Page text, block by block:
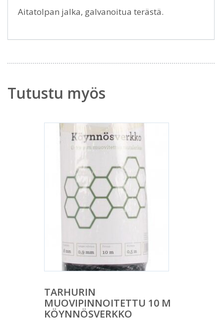
Aitatolpan jalka, galvanoitua terästä.
Tutustu myös
TARHURIN
MUOVIPINNOITETTU 10 M
KÖYNNÖSVERKKO